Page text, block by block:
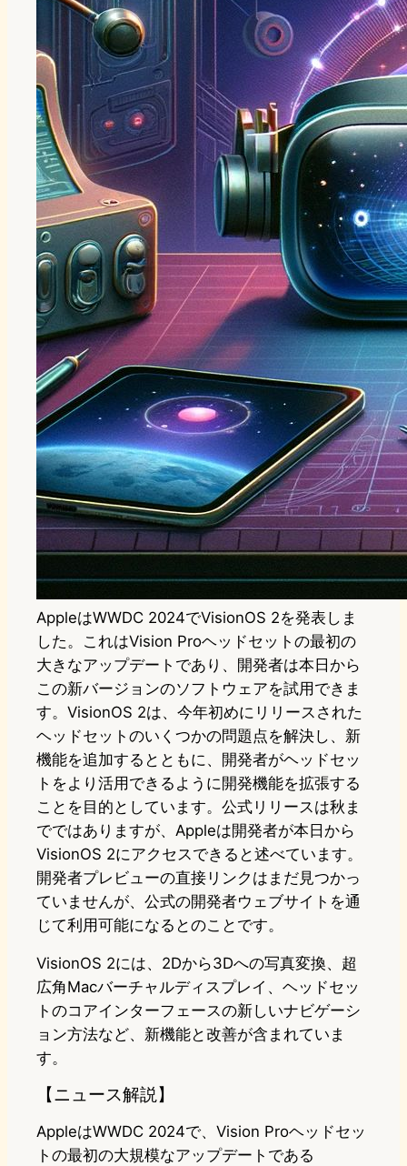
AppleはWWDC 2024でVisionOS 2を発表しま
した。これはVision Proヘッドセットの最初の
大きなアップデートであり、開発者は本日から
この新バージョンのソフトウェアを試用できま
す。VisionOS 2は、今年初めにリリースされた
ヘッドセットのいくつかの問題点を解決し、新
機能を追加するとともに、開発者がヘッドセッ
トをより活用できるように開発機能を拡張する
ことを目的としています。公式リリースは秋ま
でではありますが、Appleは開発者が本日から
VisionOS 2にアクセスできると述べています。
開発者プレビューの直接リンクはまだ見つかっ
ていませんが、公式の開発者ウェブサイトを通
じて利用可能になるとのことです。
VisionOS 2には、2Dから3Dへの写真変換、超
広角Macバーチャルディスプレイ、ヘッドセッ
トのコアインターフェースの新しいナビゲーシ
ョン方法など、新機能と改善が含まれていま
す。
【ニュース解説】
AppleはWWDC 2024で、Vision Proヘッドセッ
トの最初の大規模なアップデートである